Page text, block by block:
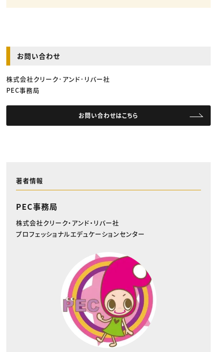
お問い合わせ
株式会社クリーク･アンド･リバー社
PEC事務局
お問い合わせはこちら
著者情報
PEC事務局
株式会社クリーク・アンド・リバー社
プロフェッショナルエデュケーションセンター